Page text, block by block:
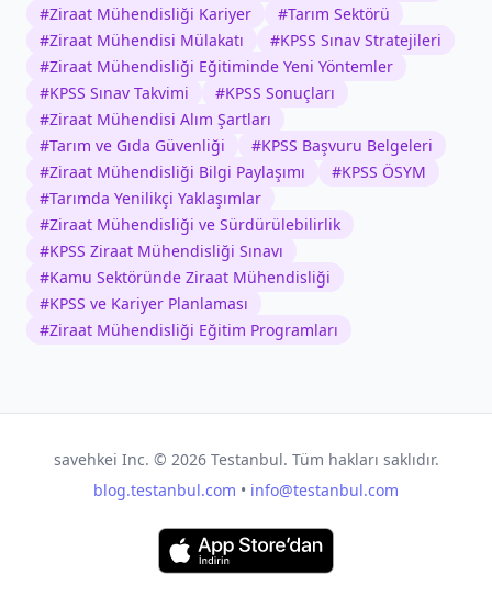
#Ziraat Mühendisliği Kariyer #Tarım Sektörü
#Ziraat Mühendisi Mülakatı #KPSS Sınav Stratejileri
#Ziraat Mühendisliği Eğitiminde Yeni Yöntemler
#KPSS Sınav Takvimi #KPSS Sonuçları
#Ziraat Mühendisi Alım Şartları
#Tarım ve Gıda Güvenliği #KPSS Başvuru Belgeleri
#Ziraat Mühendisliği Bilgi Paylaşımı #KPSS ÖSYM
#Tarımda Yenilikçi Yaklaşımlar
#Ziraat Mühendisliği ve Sürdürülebilirlik
#KPSS Ziraat Mühendisliği Sınavı
#Kamu Sektöründe Ziraat Mühendisliği
#KPSS ve Kariyer Planlaması
#Ziraat Mühendisliği Eğitim Programları
savehkei Inc. © 2026Testanbul. Tüm hakları saklıdır.
blog.testanbul.com • info@testanbul.com